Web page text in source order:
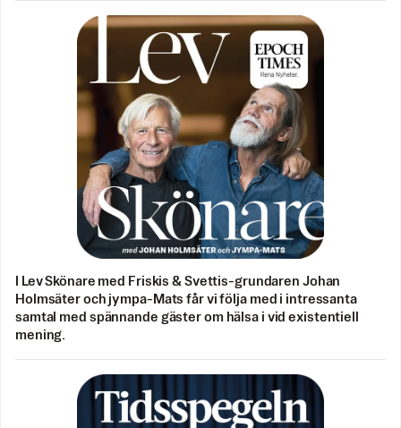
I Lev Skönare med Friskis & Svettis-grundaren Johan
Holmsäter och jympa-Mats får vi följa med i intressanta
samtal med spännande gäster om hälsa i vid existentiell
mening.